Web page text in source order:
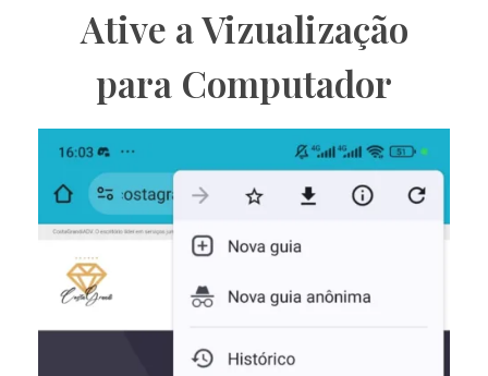
Ative a Vizualização
para Computador